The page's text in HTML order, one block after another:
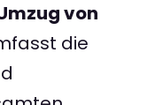
von
die